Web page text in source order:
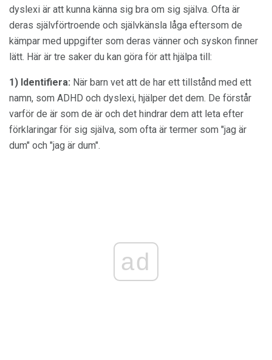
dyslexi är att kunna känna sig bra om sig själva. Ofta är
deras självförtroende och självkänsla låga eftersom de
kämpar med uppgifter som deras vänner och syskon finner
lätt. Här är tre saker du kan göra för att hjälpa till:
1) Identifiera: När barn vet att de har ett tillstånd med ett
namn, som ADHD och dyslexi, hjälper det dem. De förstår
varför de är som de är och det hindrar dem att leta efter
förklaringar för sig själva, som ofta är termer som "jag är
dum" och "jag är dum".
ad